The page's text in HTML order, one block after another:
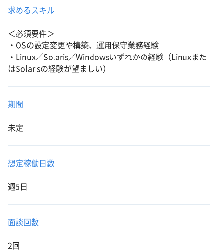
求めるスキル
＜必須要件＞
・OSの設定変更や構築、運用保守業務経験
・Linux／Solaris／Windowsいずれかの経験（Linuxまた
はSolarisの経験が望ましい）
期間
未定
想定稼働日数
週5日
面談回数
2回